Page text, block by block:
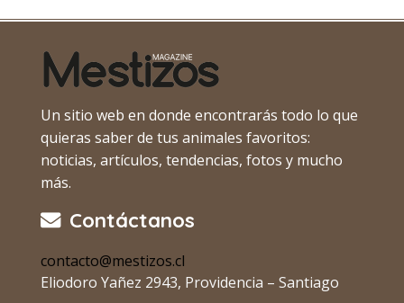
Un sitio web en donde encontrarás todo lo que
quieras saber de tus animales favoritos:
noticias, artículos, tendencias, fotos y mucho
más.
Contáctanos
contacto@mestizos.cl
Eliodoro Yañez 2943, Providencia – Santiago